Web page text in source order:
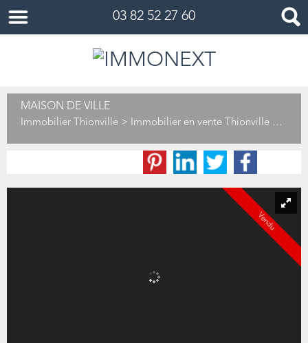
03 82 52 27 60
MAISON DE VILLE
Immobilier Thionville > Immobilier en vente Thionville >
Vendu